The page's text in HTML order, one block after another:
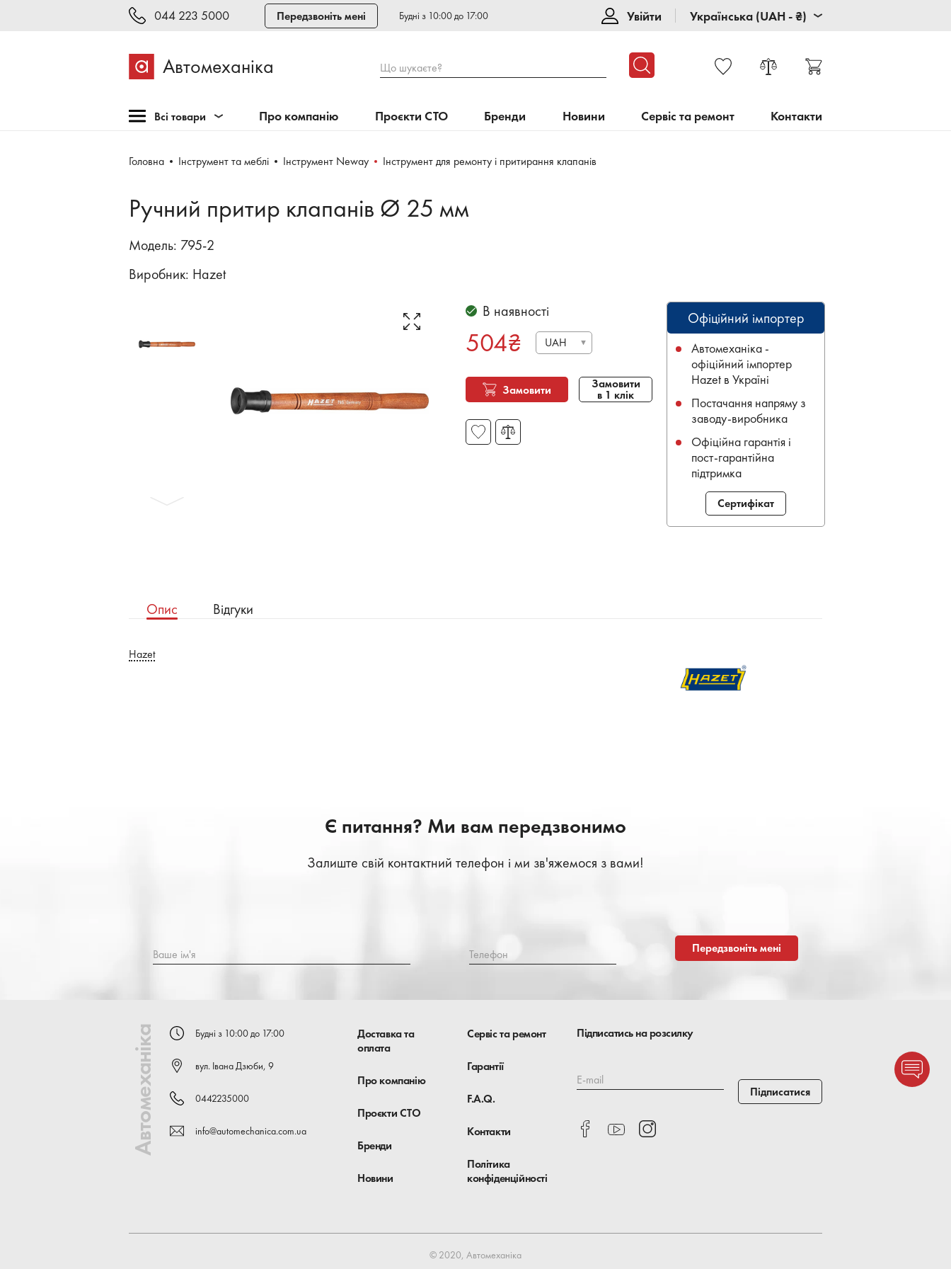
044 223 5000 Передзвоніть мені Будні з 10:00 до 17:00 Увійти Українська (UAH - ₴)
Автомеханіка Що шукаєте?
Всі товари
Обладнання для СТО
шиномонтажу
Техогляд і тестування
Зварювання, рихтовка,
Електромобілі
Про компанію Проєкти СТО Бренди Новини Сервіс та ремонт Контакти
Головна Інструмент та меблі Інструмент Neway Інструмент для ремонту і притирання клапанів
Ручний притир клапанів Ø 25 мм
Модель: 795-2
Виробник: Hazet
В наявності
504₴ UAH
Замовити Замовити
в 1 клік
Офіційний імпортер
Автомеханіка -
офіційний імпортер
Hazet в Україні
Постачання напряму з
заводу-виробника
Офіційна гарантія і
пост-гарантійна
підтримка
Сертифікат
Опис Відгуки
Hazet
Є питання? Ми вам передзвонимо
Залиште свій контактний телефон і ми зв'яжемося з вами!
Ваше ім'я Телефон Передзвоніть мені
Автомеханіка Будні з 10:00 до 17:00
вул. Івана Дзюби, 9
0442235000
info@automechanica.com.ua
Доставка та
оплата
Про компанію
Проєкти СТО
Бренди
Новини
Сервіс та ремонт
Гарантії
F.A.Q.
Контакти
Політика
конфіденційності
Підписатись на розсилку
E-mail
Підписатися
© 2020, Автомеханіка